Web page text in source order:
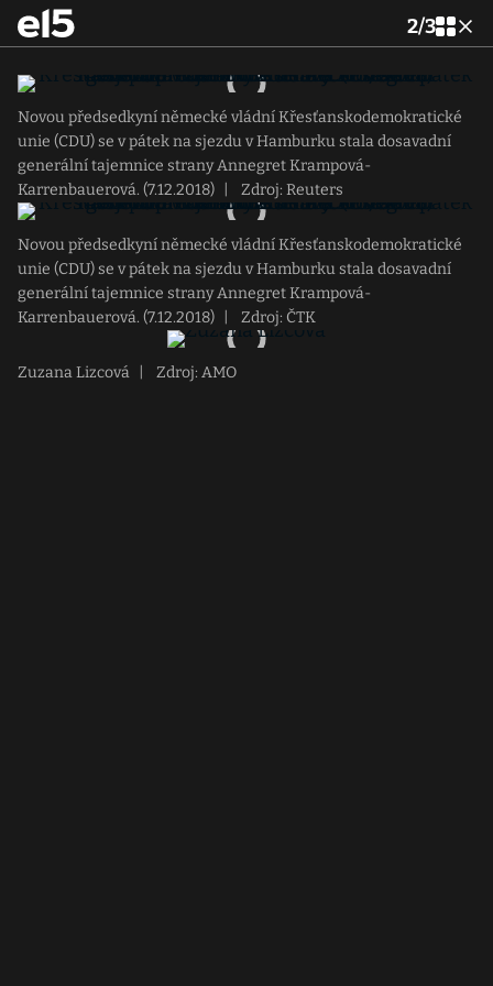
2/3
Novou předsedkyní německé vládní Křesťanskodemokratické
unie (CDU) se v pátek na sjezdu v Hamburku stala dosavadní
generální tajemnice strany Annegret Krampová-
Karrenbauerová. (7.12.2018)
Zdroj: Reuters
Novou předsedkyní německé vládní Křesťanskodemokratické
unie (CDU) se v pátek na sjezdu v Hamburku stala dosavadní
generální tajemnice strany Annegret Krampová-
Karrenbauerová. (7.12.2018)
Zdroj: ČTK
Zuzana Lizcová Zdroj: AMO